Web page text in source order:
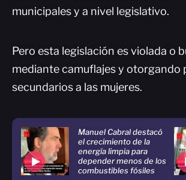
municipales y a nivel legislativo.
Pero esta legislación es violada o
mediante camuflajes y otorgando
secundarios a las mujeres.
Manuel Cabral destacó
el crecimiento de la
energía limpia para
depender menos de los
combustibles fósiles